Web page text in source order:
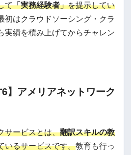
て「実務経験者」を提示してい
初はクラウドソーシング・クラ
実績を積み上げてからチャレン
6】アメリアネットワーク
サービスとは、翻訳スキルの教
いるサービスです。教育も行っ